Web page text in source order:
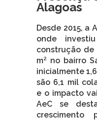
Alagoas
Desde 2015, a
onde
construção
m² no bairro
inicialmente
são 6,1 mil
e o impacto
AeC se
crescimento